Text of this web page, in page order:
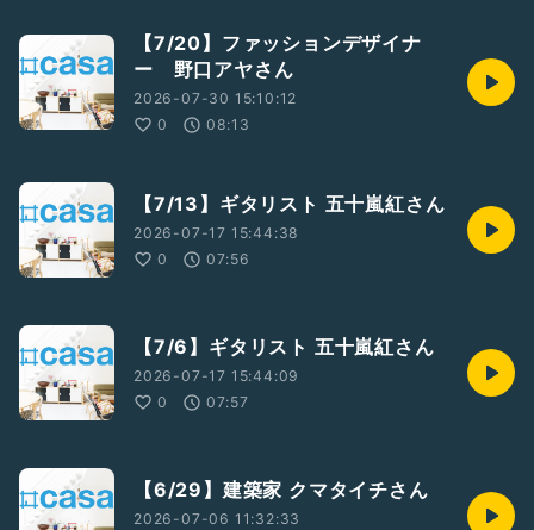
【7/20】ファッションデザイナ
ー 野口アヤさん
2026-07-30 15:10:12
0
08:13
【7/13】ギタリスト 五十嵐紅さん
2026-07-17 15:44:38
0
07:56
【7/6】ギタリスト 五十嵐紅さん
2026-07-17 15:44:09
0
07:57
【6/29】建築家 クマタイチさん
2026-07-06 11:32:33